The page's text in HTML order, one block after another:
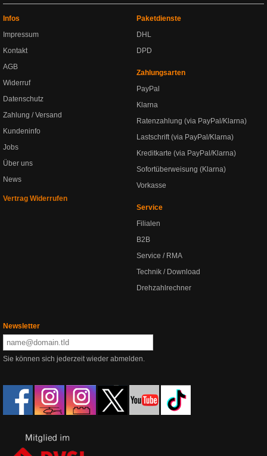
Infos
Impressum
Kontakt
AGB
Widerruf
Datenschutz
Zahlung / Versand
Kundeninfo
Jobs
Über uns
News
Vertrag Widerrufen
Paketdienste
DHL
DPD
Zahlungsarten
PayPal
Klarna
Ratenzahlung (via PayPal/Klarna)
Lastschrift (via PayPal/Klarna)
Kreditkarte (via PayPal/Klarna)
Sofortüberweisung (Klarna)
Vorkasse
Service
Filialen
B2B
Service / RMA
Technik / Download
Drehzahlrechner
Newsletter
Sie können sich jederzeit wieder abmelden.